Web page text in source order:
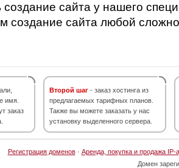
создание сайта у нашего
создание сайта любой
имя.
заказ
Второй шаг - заказ хостинга из
предлагаемых тарифных планов.
Также вы можете заказать у нас
установку выделенного сервера.
Регистрация доменов· Аренда, покупка и продажа IP-
Домен